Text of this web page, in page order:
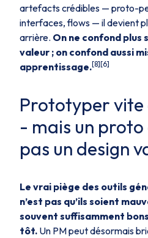
artefacts crédibles — proto-
interfaces, flows — il devient
arrière. On ne confond
valeur ; on confond aussi
apprentissage.[8][6]
Prototyper vite
- mais un
pas un design
Le vrai piège des outils
n’est pas qu’ils soient
souvent suffisamment
tôt. Un PM peut désormais